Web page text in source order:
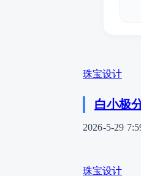
珠宝设计
白小极
2026-5-29
珠宝设计